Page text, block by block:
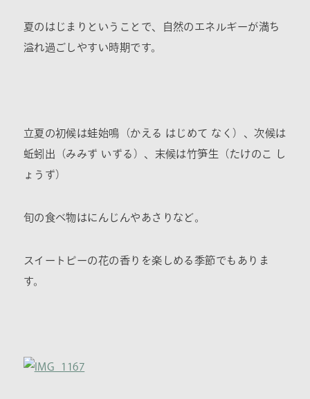
夏のはじまりということで、自然のエネルギーが満ち
溢れ過ごしやすい時期です。
立夏の初候は蛙始鳴（かえる はじめて なく）、次候は
蚯蚓出（みみず いずる）、末候は竹笋生（たけのこ し
ょうず）
旬の食べ物はにんじんやあさりなど。
スイートピーの花の香りを楽しめる季節でもありま
す。